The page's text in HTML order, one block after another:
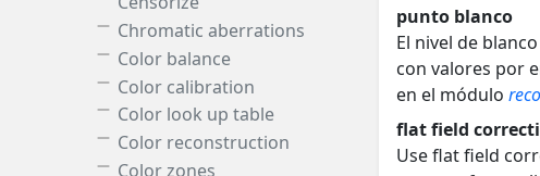
Chromatic aberrations
Color balance
Color calibration
Color look up table
Color reconstruction
Color zones
punto blanco
El nivel de
con valores por
en el módulo
flat field
Use flat field